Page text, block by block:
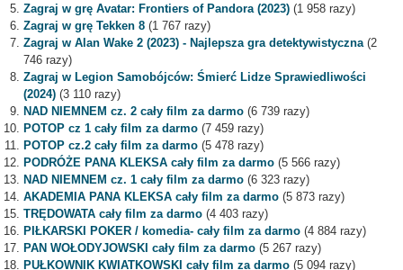
Zagraj w grę Avatar: Frontiers of Pandora (2023) (1 958 razy)
Zagraj w grę Tekken 8 (1 767 razy)
Zagraj w Alan Wake 2 (2023) - Najlepsza gra detektywistyczna(2
746 razy)
Zagraj w Legion Samobójców: Śmierć Lidze Sprawiedliwości
(2024) (3 110 razy)
NAD NIEMNEM cz. 2 cały film za darmo (6 739 razy)
POTOP cz 1 cały film za darmo (7 459 razy)
POTOP cz.2 cały film za darmo (5 478 razy)
PODRÓŻE PANA KLEKSA cały film za darmo (5 566 razy)
NAD NIEMNEM cz. 1 cały film za darmo (6 323 razy)
AKADEMIA PANA KLEKSA cały film za darmo (5 873 razy)
TRĘDOWATA cały film za darmo (4 403 razy)
PIŁKARSKI POKER / komedia- cały film za darmo (4 884 razy)
PAN WOŁODYJOWSKI cały film za darmo (5 267 razy)
PUŁKOWNIK KWIATKOWSKI cały film za darmo (5 094 razy)